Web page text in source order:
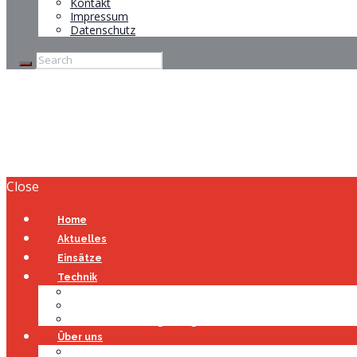
Impressum
Datenschutz
Close
Home
Aktuelles
Einsätze
Technik
Über uns